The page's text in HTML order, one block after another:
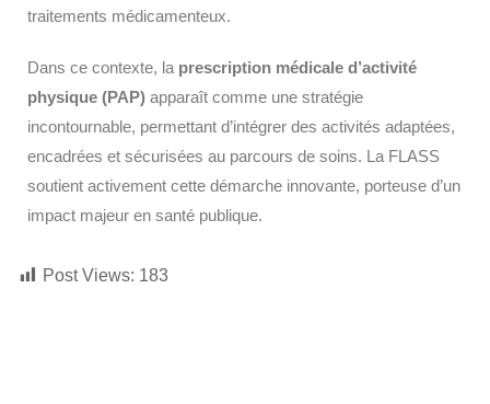
traitements médicamenteux.
Dans ce contexte, la prescription médicale d’activité
physique (PAP) apparaît comme une stratégie
incontournable, permettant d’intégrer des activités adaptées,
encadrées et sécurisées au parcours de soins. La FLASS
soutient activement cette démarche innovante, porteuse d’un
impact majeur en santé publique.
Post Views: 183